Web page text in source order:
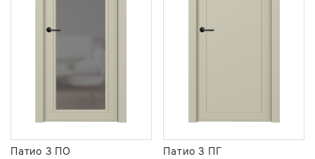
Патио 3 ПО Патио 3 ПГ